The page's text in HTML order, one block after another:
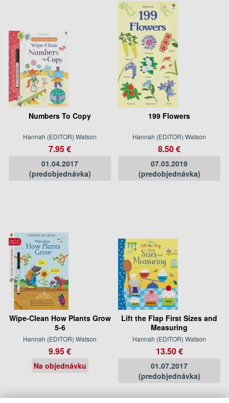
Numbers To Copy
Hannah (EDITOR) Watson
7.95 €
01.04.2017
(predobjednávka)
199 Flowers
Hannah (EDITOR) Watson
8.50 €
07.03.2019
(predobjednávka)
Wipe-Clean How Plants Grow
5-6
Hannah (EDITOR) Watson
9.95 €
Na objednávku
Lift the Flap First Sizes and
Measuring
Hannah (EDITOR) Watson
13.50 €
01.07.2017
(predobjednávka)